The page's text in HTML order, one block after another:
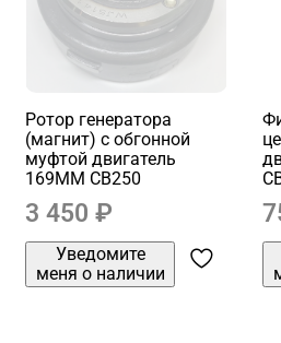
Ротор генератора
(магнит) с обгонной
муфтой двигатель
169MM CB250
3 450 ₽
Уведомите
меня о наличии